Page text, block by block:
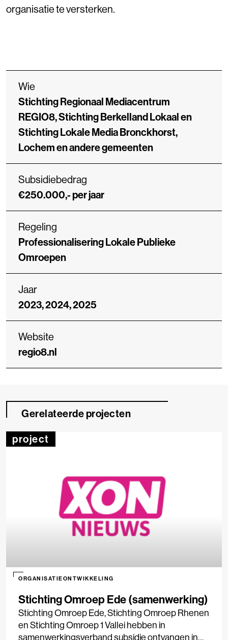
organisatie te versterken.
Wie
Stichting Regionaal Mediacentrum
REGIO8, Stichting Berkelland Lokaal en
Stichting Lokale Media Bronckhorst,
Lochem en andere gemeenten
Subsidiebedrag
€250.000,- per jaar
Regeling
Professionalisering Lokale Publieke
Omroepen
Jaar
2023, 2024, 2025
Website
regio8.nl
Gerelateerde projecten
project
Stichting Omroep Ede (samenwerking)
ORGANISATIEONTWIKKELING
Stichting Omroep Ede, Stichting Omroep Rhenen
en Stichting Omroep 1 Vallei hebben in
samenwerkingsverband subsidie ontvangen in